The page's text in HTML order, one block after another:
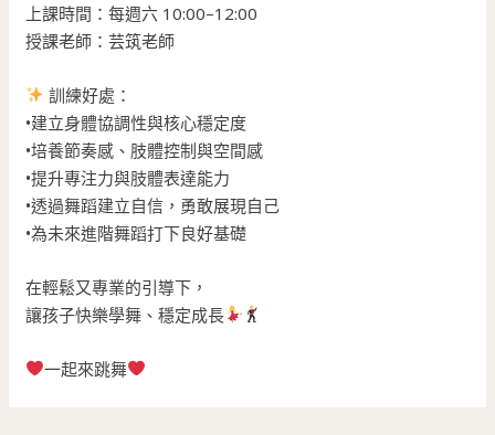
上課時間：每週六 10:00–12:00
授課老師：芸筑老師
訓練好處：
•建立身體協調性與核心穩定度
•培養節奏感、肢體控制與空間感
•提升專注力與肢體表達能力
•透過舞蹈建立自信，勇敢展現自己
•為未來進階舞蹈打下良好基礎
在輕鬆又專業的引導下，
讓孩子快樂學舞、穩定成長
一起來跳舞